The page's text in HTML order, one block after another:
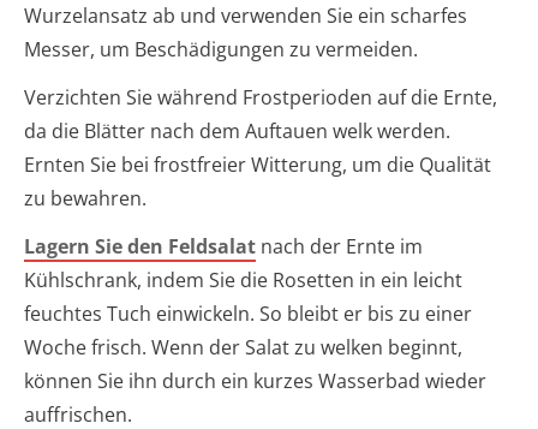
Wurzelansatz ab und verwenden Sie ein scharfes
Messer, um Beschädigungen zu vermeiden.
Verzichten Sie während Frostperioden auf die Ernte,
da die Blätter nach dem Auftauen welk werden.
Ernten Sie bei frostfreier Witterung, um die Qualität
zu bewahren.
Lagern Sie den Feldsalat nach der Ernte im
Kühlschrank, indem Sie die Rosetten in ein leicht
feuchtes Tuch einwickeln. So bleibt er bis zu einer
Woche frisch. Wenn der Salat zu welken beginnt,
können Sie ihn durch ein kurzes Wasserbad wieder
auffrischen.